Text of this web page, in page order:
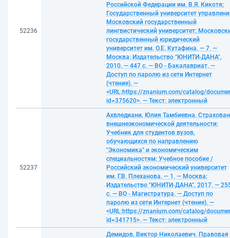
52236
Российской Федерации им. В.Я. Кикотя;
Государственный университет
Московский государственный
лингвистический университет;
государственный юридический
университет им. О.Е. Кутафина. — 7. —
Москва: Издательство "ЮНИТИ-ДАНА",
2010. — 447 с. — ВО - Бакалавриат. —
Доступ по паролю из сети Интернет
(чтение). —
<URL:https://znanium.com/catalog/
id=375620>. — Текст: электронный
52237
Ахвледиани, Юлия Тамбиевна.
внешнеэкономической деятельности:
Учебник для студентов вузов,
обучающихся по направлению
"Экономика" и экономическим
специальностям: Учебное пособие /
Российский экономический университет
им. Г.В. Плеханова. — 1. — Москва:
Издательство "ЮНИТИ-ДАНА", 2017. —
с. — ВО - Магистратура. — Доступ по
паролю из сети Интернет (чтение). —
<URL:https://znanium.com/catalog/
id=341715>. — Текст: электронный
Демидов, Виктор Николаевич. Правовая